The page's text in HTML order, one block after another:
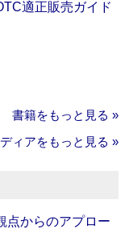
適正販売ガイド
書籍をもっと見る »
ィアをもっと見る »
点からのアプロー